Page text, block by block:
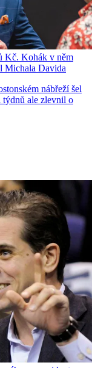
Kč. Kohák v něm
Michala Davida
nábřeží šel
týdnů ale zlevnil o